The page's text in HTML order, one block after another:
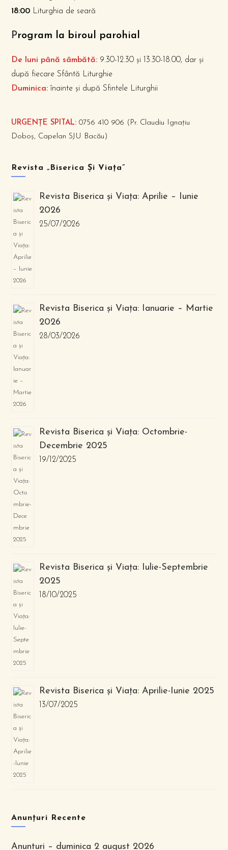
18:00 Liturghia de seară
Program la biroul parohial
De luni până sâmbătă: 9.30-12.30 și 13.30-18.00, dar și
după fiecare Sfântă Liturghie
Duminica: înainte și după Sfintele Liturghii
URGENȚE SPITAL: 0756 410 906 (Pr. Claudiu Ignațiu
Doboș, Capelan SJU Bacău)
Revista „Biserica Și Viața”
Revista Biserica și Viața: Aprilie – Iunie
2026
25/07/2026
Revista Biserica și Viața: Ianuarie – Martie
2026
28/03/2026
Revista Biserica și Viața: Octombrie-
Decembrie 2025
19/12/2025
Revista Biserica și Viața: Iulie-Septembrie
2025
18/10/2025
Revista Biserica și Viața: Aprilie-Iunie 2025
13/07/2025
Anunțuri Recente
Anunturi – duminica 2 august 2026